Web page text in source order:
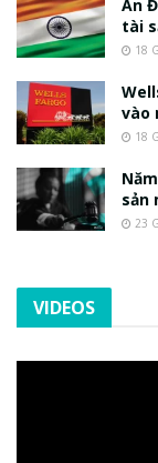
Ấn
tài
18
vào
18
sản
23
VIDEOS